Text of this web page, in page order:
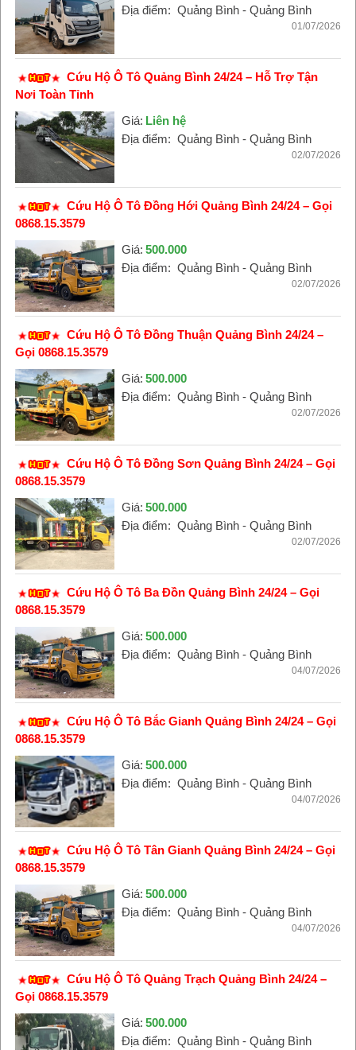
Địa điểm: Quảng Bình - Quảng Bình
01/07/2026
Cứu Hộ Ô Tô Quảng Bình 24/24 – Hỗ Trợ Tận
Nơi Toàn Tỉnh
Giá: Liên hệ
Địa điểm: Quảng Bình - Quảng Bình
02/07/2026
Cứu Hộ Ô Tô Đồng Hới Quảng Bình 24/24 – Gọi
0868.15.3579
Giá: 500.000
Địa điểm: Quảng Bình - Quảng Bình
02/07/2026
Cứu Hộ Ô Tô Đồng Thuận Quảng Bình 24/24 –
Gọi 0868.15.3579
Giá: 500.000
Địa điểm: Quảng Bình - Quảng Bình
02/07/2026
Cứu Hộ Ô Tô Đồng Sơn Quảng Bình 24/24 – Gọi
0868.15.3579
Giá: 500.000
Địa điểm: Quảng Bình - Quảng Bình
02/07/2026
Cứu Hộ Ô Tô Ba Đồn Quảng Bình 24/24 – Gọi
0868.15.3579
Giá: 500.000
Địa điểm: Quảng Bình - Quảng Bình
04/07/2026
Cứu Hộ Ô Tô Bắc Gianh Quảng Bình 24/24 – Gọi
0868.15.3579
Giá: 500.000
Địa điểm: Quảng Bình - Quảng Bình
04/07/2026
Cứu Hộ Ô Tô Tân Gianh Quảng Bình 24/24 – Gọi
0868.15.3579
Giá: 500.000
Địa điểm: Quảng Bình - Quảng Bình
04/07/2026
Cứu Hộ Ô Tô Quảng Trạch Quảng Bình 24/24 –
Gọi 0868.15.3579
Giá: 500.000
Địa điểm: Quảng Bình - Quảng Bình